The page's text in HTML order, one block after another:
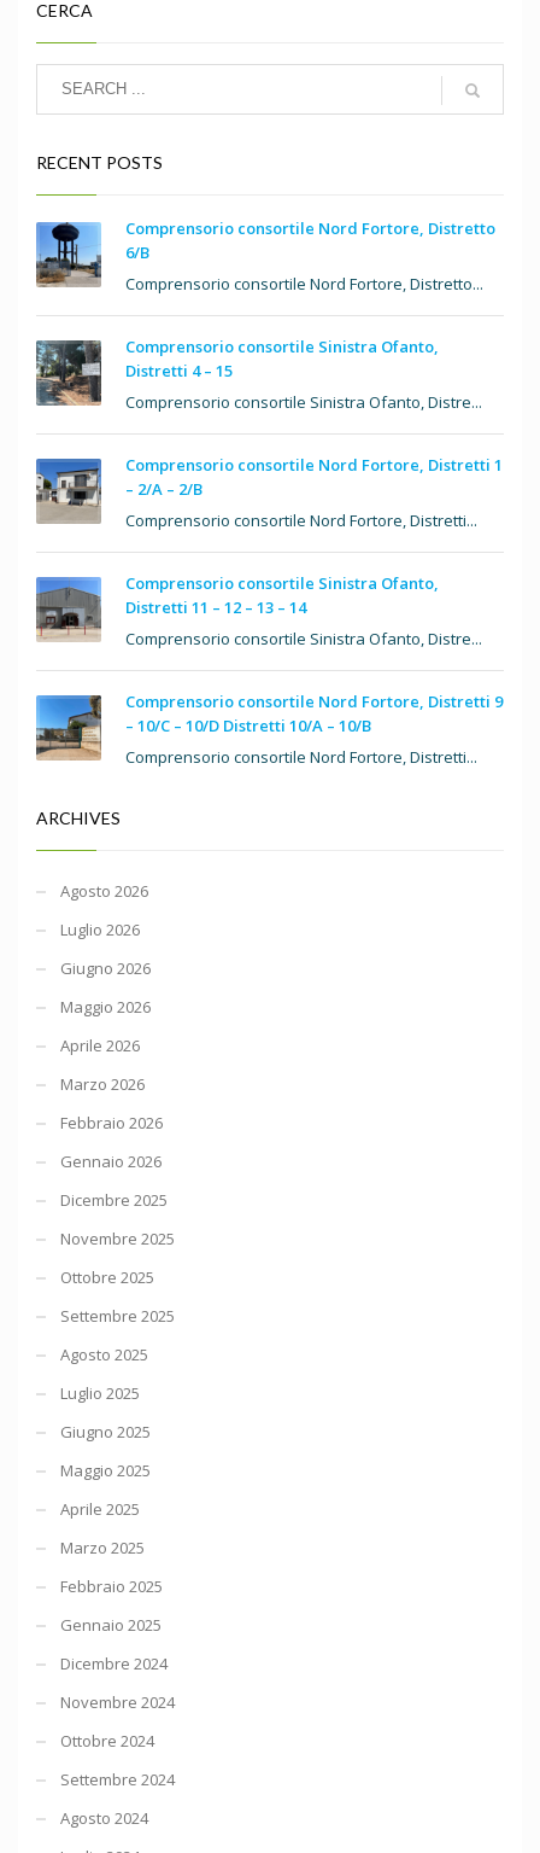
CERCA
RECENT POSTS
Comprensorio consortile Nord Fortore, Distretto
6/B
Comprensorio consortile Nord Fortore, Distretto...
Comprensorio consortile Sinistra Ofanto,
Distretti 4 – 15
Comprensorio consortile Sinistra Ofanto, Distre...
Comprensorio consortile Nord Fortore, Distretti 1
– 2/A – 2/B
Comprensorio consortile Nord Fortore, Distretti...
Comprensorio consortile Sinistra Ofanto,
Distretti 11 – 12 – 13 – 14
Comprensorio consortile Sinistra Ofanto, Distre...
Comprensorio consortile Nord Fortore, Distretti 9
– 10/C – 10/D Distretti 10/A – 10/B
Comprensorio consortile Nord Fortore, Distretti...
ARCHIVES
Agosto 2026
Luglio 2026
Giugno 2026
Maggio 2026
Aprile 2026
Marzo 2026
Febbraio 2026
Gennaio 2026
Dicembre 2025
Novembre 2025
Ottobre 2025
Settembre 2025
Agosto 2025
Luglio 2025
Giugno 2025
Maggio 2025
Aprile 2025
Marzo 2025
Febbraio 2025
Gennaio 2025
Dicembre 2024
Novembre 2024
Ottobre 2024
Settembre 2024
Agosto 2024